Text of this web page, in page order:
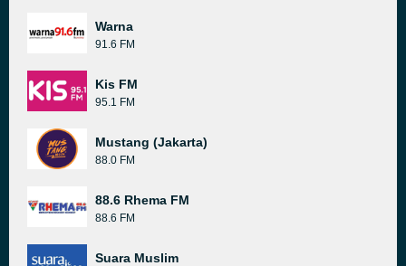
Warna
91.6 FM
Kis FM
95.1 FM
Mustang (Jakarta)
88.0 FM
88.6 Rhema FM
88.6 FM
Suara Muslim